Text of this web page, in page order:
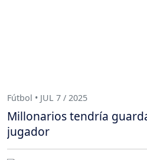
Fútbol • JUL 7 / 2025
Millonarios tendría
jugador